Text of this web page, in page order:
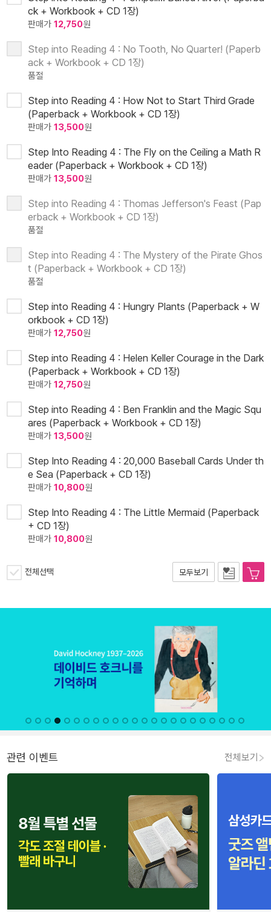
ck + Workbook + CD 1장)
판매가 12,750원
Step into Reading 4 : No Tooth, No Quarter! (Paperb
ack + Workbook + CD 1장)
품절
Step into Reading 4 : How Not to Start Third Grade
(Paperback + Workbook + CD 1장)
판매가 13,500원
Step Into Reading 4 : The Fly on the Ceiling a Math R
eader (Paperback + Workbook + CD 1장)
판매가 13,500원
Step into Reading 4 : Thomas Jefferson's Feast (Pap
erback + Workbook + CD 1장)
품절
Step into Reading 4 : The Mystery of the Pirate Ghos
t (Paperback + Workbook + CD 1장)
품절
Step into Reading 4 : Hungry Plants (Paperback + W
orkbook + CD 1장)
판매가 12,750원
Step into Reading 4 : Helen Keller Courage in the Dark
(Paperback + Workbook + CD 1장)
판매가 12,750원
Step into Reading 4 : Ben Franklin and the Magic Squ
ares (Paperback + Workbook + CD 1장)
판매가 13,500원
Step Into Reading 4 : 20,000 Baseball Cards Under th
e Sea (Paperback + CD 1장)
판매가 10,800원
Step Into Reading 4 : The Little Mermaid (Paperback
+ CD 1장)
판매가 10,800원
전체선택 모두보기
관련 이벤트 전체보기